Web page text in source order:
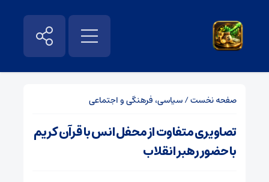
صفحه نخست/سیاسی، فرهنگی و اجتماعی
تصاویری متفاوت از محفل انس با قرآن کریم
با حضور رهبر انقلاب